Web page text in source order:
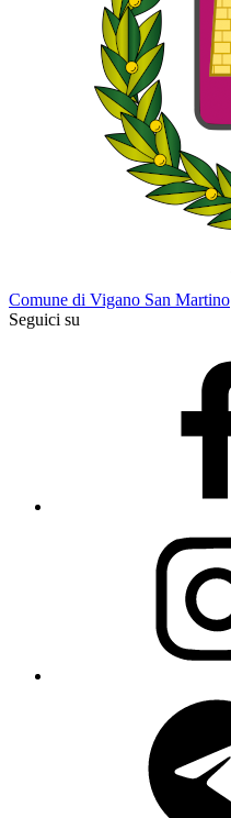
Comune di Vigano San Martino
Seguici su